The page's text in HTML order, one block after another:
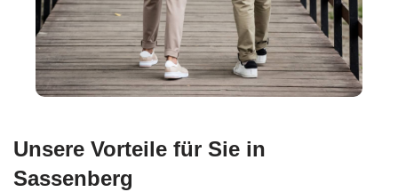
Unsere Vorteile für Sie in
Sassenberg